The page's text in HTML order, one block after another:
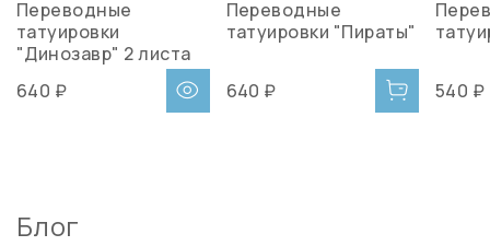
Переводные
татуировки
"Динозавр" 2 листа
640 ₽
Переводные
татуировки "Пираты"
640 ₽ 540 ₽
Блог